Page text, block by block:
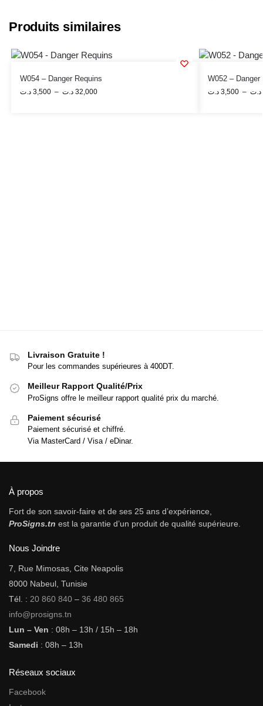
Produits similaires
W054 – Danger Requins
3,500 د.ت – 32,000 د.ت
W052 –
3,500 د.ت – د.ت
Livraison Gratuite !
Pour les commandes supérieures à 400DT.
Meilleur Rapport Qualité/Prix
ProSigns offre le meilleur rapport qualité prix du marché.
Paiement sécurisé
Paiement sécurisé et chiffré.
Via MasterCard / Visa / eDinar.
À propos
Fort de son savoir-faire et de ses 25 ans d’expérience,
ProSigns.tn est la garantie d’un produit de qualité supérieure.
Nous Joindre
7, Rue Mimosas, Cite Neapolis
8000 Nabeul, Tunisie
Tél. : 20 860 840 – 36 480 865
info@prosigns.tn
Lun – Ven : 08h – 13h / 15h – 18h
Samedi : 08h – 13h
Réseaux sociaux
Facebook